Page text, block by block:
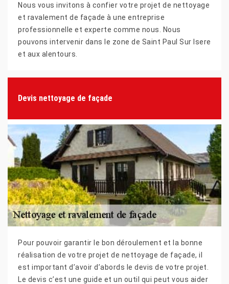
Nous vous invitons à confier votre projet de nettoyage
et ravalement de façade à une entreprise
professionnelle et experte comme nous. Nous
pouvons intervenir dans le zone de Saint Paul Sur Isere
et aux alentours.
Devis nettoyage de façade
Pour pouvoir garantir le bon déroulement et la bonne
réalisation de votre projet de nettoyage de façade, il
est important d’avoir d’abords le devis de votre projet.
Le devis c’est une guide et un outil qui peut vous aider